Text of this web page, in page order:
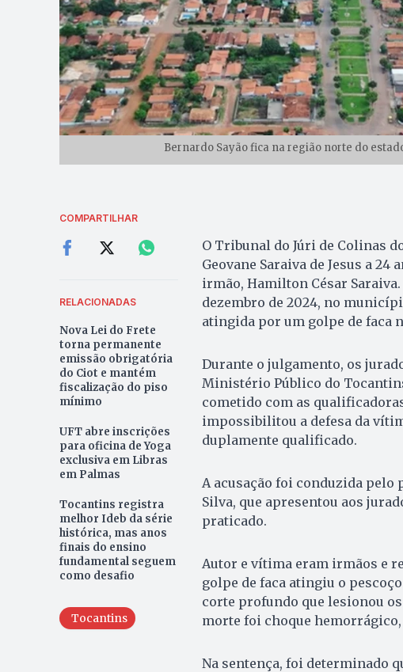
Bernardo Sayão fica na região norte do
COMPARTILHAR
RELACIONADAS
Nova Lei do Frete
torna permanente
emissão obrigatória
do Ciot e mantém
fiscalização do piso
mínimo
UFT abre inscrições
para oficina de Yoga
exclusiva em Libras
em Palmas
Tocantins registra
melhor Ideb da série
histórica, mas anos
finais do ensino
fundamental seguem
como desafio
Tocantins
O Tribunal do Júri de Colinas
Geovane Saraiva de Jesus a
irmão, Hamilton César
dezembro de 2024, no
atingida por um golpe de faca
Durante o julgamento, os
Ministério Público do
cometido com as
impossibilitou a defesa da
duplamente qualificado.
A acusação foi conduzida pelo
Silva, que apresentou aos
praticado.
Autor e vítima eram irmãos e
golpe de faca atingiu o
corte profundo que lesionou os
morte foi choque
Na sentença, foi determinado